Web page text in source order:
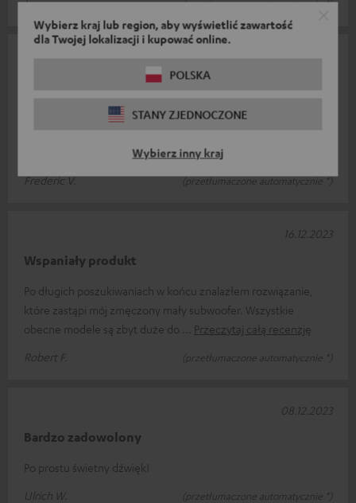
Wybierz kraj lub region, aby wyświetlić zawartość
dla Twojej lokalizacji i kupować online.
POLSKA
STANY ZJEDNOCZONE
Wybierz inny kraj
Lars v. (przetłumaczone automatycznie *)
Super subwoofer zawieszony na ścianie za telewizorem i
Jednak nie można go umie
Przeczytaj całą recenzję
Frederic V.
(przetłumaczone automatycznie *)
Wspaniały produkt
Po długich poszukiwaniach w końcu znalazłem rozwiązanie,
które zastąpi mój zmęczony mały subwoofer. Wszystkie
obecne modele są zbyt duże do
Przeczytaj całą recenzję
Robert F.
(przetłumaczone automatycznie *)
16.12.2023
Bardzo zadowolony
Po prostu świetny dźwięk!
Ulrich W.
(przetłumaczone automatycznie *)
08.12.2023